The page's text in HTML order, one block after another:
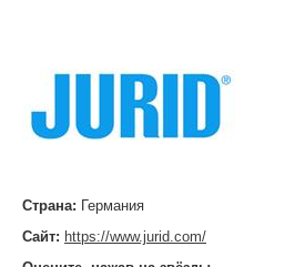
Страна: Германия
Сайт: https://www.jurid.com/